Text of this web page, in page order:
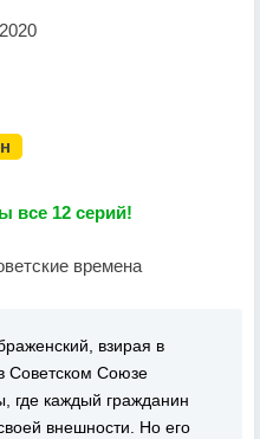
все 12 серий!
времена
взирая в
Советском Союзе
где каждый гражданин
внешности. Но его